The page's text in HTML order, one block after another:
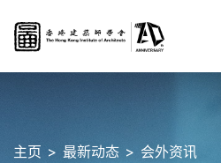
主页 最新动态 会外资讯